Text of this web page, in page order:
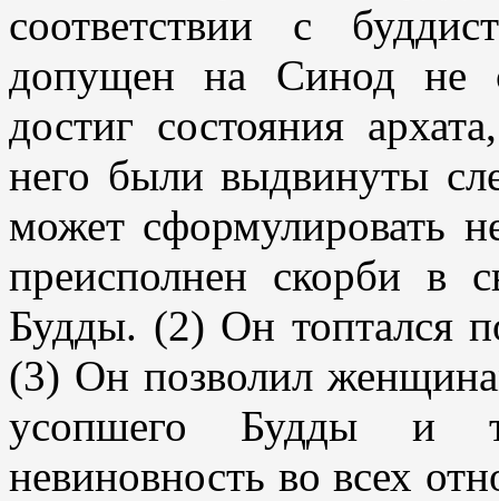
соответствии с
допущен на Синод не
достиг состояния
него были выдвинуты
может сформулировать
преисполнен скорби в
Будды. (2) Он топтался
(3) Он позволил
усопшего Будды и
невиновность во всех